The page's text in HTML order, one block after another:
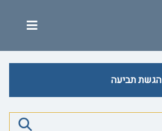
הגשת תביעה